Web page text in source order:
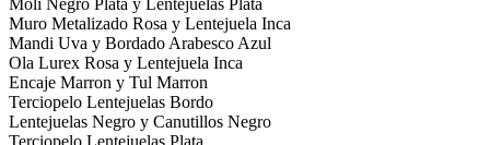
Muro Metalizado Rosa y Lentejuela Inca
Mandi Uva y Bordado Arabesco Azul
Ola Lurex Rosa y Lentejuela Inca
Encaje Marron y Tul Marron
Terciopelo Lentejuelas Bordo
Lentejuelas Negro y Canutillos Negro
Terciopelo Lentejuelas Plata